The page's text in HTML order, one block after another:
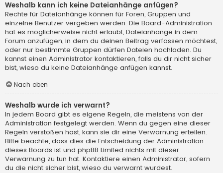
Weshalb kann ich keine Dateianhänge anfügen?
Rechte für Dateianhänge können für Foren, Gruppen und
einzelne Benutzer vergeben werden. Die Board-Administration
hat es möglicherweise nicht erlaubt, Dateianhänge in dem
Forum anzufügen, in dem du deinen Beitrag verfassen möchtest,
oder nur bestimmte Gruppen dürfen Dateien hochladen. Du
kannst einen Administrator kontaktieren, falls du dir nicht sicher
bist, wieso du keine Dateianhänge anfügen kannst.
Nach oben
Weshalb wurde ich verwarnt?
In jedem Board gibt es eigene Regeln, die meistens von der
Administration festgelegt werden. Wenn du gegen eine dieser
Regeln verstoßen hast, kann sie dir eine Verwarnung erteilen.
Bitte beachte, dass dies die Entscheidung der Administration
dieses Boards ist und phpBB Limited nichts mit dieser
Verwarnung zu tun hat. Kontaktiere einen Administrator, sofern
du die nicht sicher bist, wieso du verwarnt wurdest.